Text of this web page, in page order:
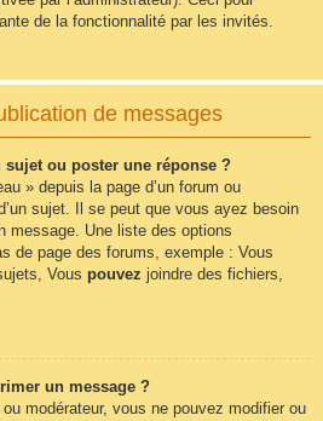
de la fonctionnalité par les invités.
de messages
ou poster une réponse ?
» depuis la page d’un forum ou
sujet. Il se peut que vous ayez besoin
message. Une liste des options
de page des forums, exemple : Vous
Vous pouvez joindre des fichiers,
un message ?
modérateur, vous ne pouvez modifier ou